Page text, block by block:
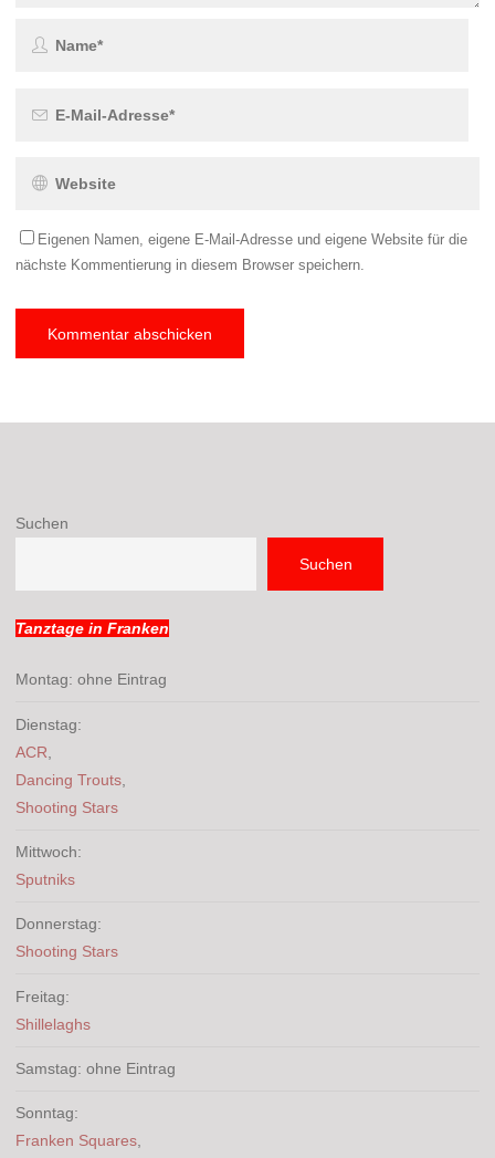
Eigenen Namen, eigene E-Mail-Adresse und eigene Website für die
nächste Kommentierung in diesem Browser speichern.
Suchen
Suchen
Tanztage in Franken
Montag: ohne Eintrag
Dienstag:
ACR
Dancing Trouts
Shooting Stars
Mittwoch:
Sputniks
Donnerstag:
Shooting Stars
Freitag:
Shillelaghs
Samstag: ohne Eintrag
Sonntag:
Franken Squares,